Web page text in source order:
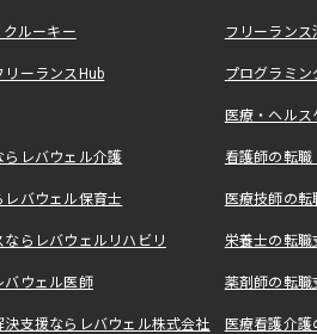
ルーキー フリーラン
リーランスHub プログラミ
医療・ヘル
レバウェル介護 看護師の転
バウェル保育士 医療技師の
らレバウェルリハビリ 栄養士の転
バウェル医師 薬剤師の転
支援ならレバウェル株式会社 医療看護介